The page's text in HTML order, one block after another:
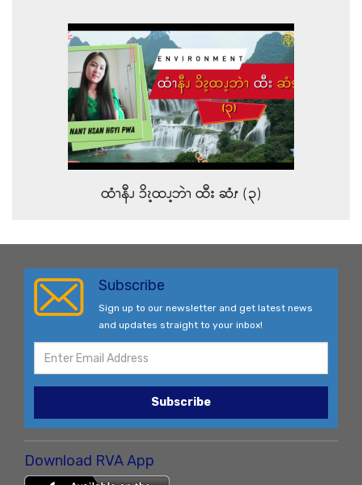
ထံၫနီၪ ၥိၩ့ထၪ့ဘဲၫ ထီး ဆံၭ (၃)
Subscribe
Sign up to our newsletter and get latest news
and updates straight to your inbox!
Subscribe
Download RVA App